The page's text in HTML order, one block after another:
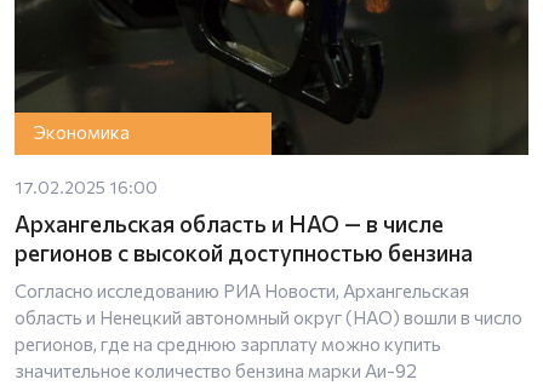
Экономика
17.02.2025 16:00
Архангельская область и НАО — в числе
регионов с высокой доступностью бензина
Согласно исследованию РИА Новости, Архангельская
область и Ненецкий автономный округ (НАО) вошли в число
регионов, где на среднюю зарплату можно купить
значительное количество бензина марки Аи-92